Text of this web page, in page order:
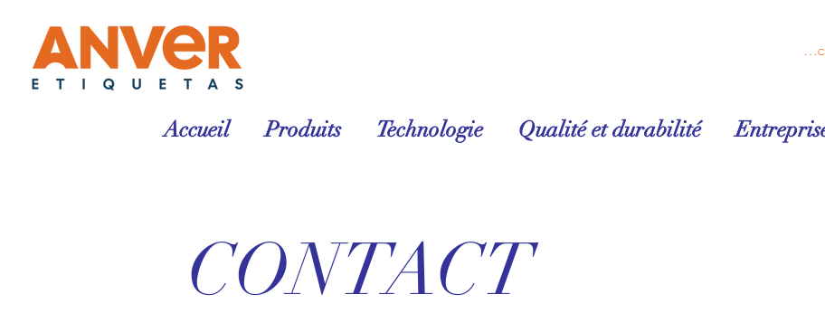
Accueil Produits Technologie Qualité et durabilité
Se
CONTACT